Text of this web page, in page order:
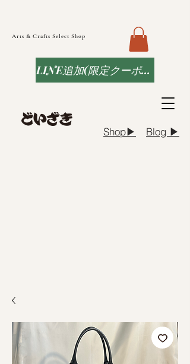
Arts & Crafts Select Shop
Blog ▶︎
Shop▶︎
LINE追加(限定クーポンなど)